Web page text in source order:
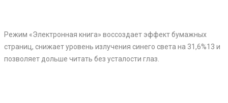
Режим «Электронная книга» воссоздает эффект бумажных
страниц, снижает уровень излучения синего света на 31,6%13 и
позволяет дольше читать без усталости глаз.